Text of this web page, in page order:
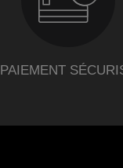
PAIEMENT